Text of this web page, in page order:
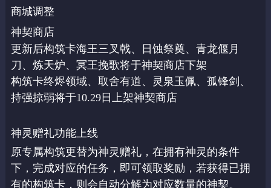
商城调整
神契商店
更新后构筑卡海王三叉戟、日蚀祭奠、青龙偃月
刀、炼天炉、冥王挽歌将于神契商店下架
构筑卡终烬领域、取舍有道、灵泉玉佩、孤锋剑、
持强掠弱将于10.29日上架神契商店
神灵赠礼功能上线
原专属构筑更替为神灵赠礼，在拥有神灵的条件
下，完成对应的任务，即可领取奖励，若获得已拥
有的构筑卡，则会自动分解为对应数量的神契。